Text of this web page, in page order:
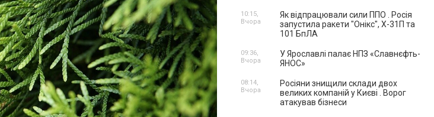
Як відпрацювали сили ППО . Росія
запустила ракети "Онікс", Х-31П та
101 БпЛА
10:15,
Вчора
У Ярославлі палає НПЗ «Славнєфть-
ЯНОС»
09:36,
Вчора
Росіяни знищили склади двох
великих компаній у Києві . Ворог
атакував бізнеси
08:14,
Вчора